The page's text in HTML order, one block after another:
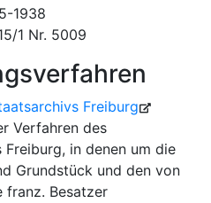
1938
1 Nr. 5009
Freiburg
Verfahren des
in denen um die
Grundstück und den von
franz. Besatzer